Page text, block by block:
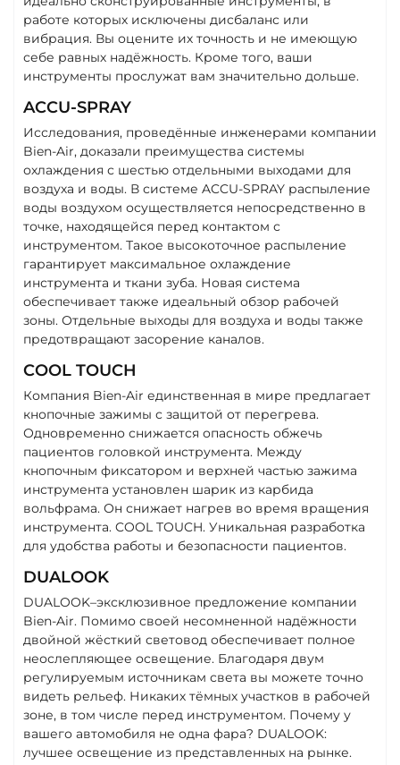
работе которых исключены дисбаланс или
вибрация. Вы оцените их точность и не имеющую
себе равных надёжность. Кроме того, ваши
инструменты прослужат вам значительно дольше.
ACCU-SPRAY
Исследования, проведённые инженерами компании
Bien-Air, доказали преимущества системы
охлаждения с шестью отдельными выходами для
воздуха и воды. В системе ACCU-SPRAY распыление
воды воздухом осуществляется непосредственно в
точке, находящейся перед контактом с
инструментом. Такое высокоточное распыление
гарантирует максимальное охлаждение
инструмента и ткани зуба. Новая система
обеспечивает также идеальный обзор рабочей
зоны. Отдельные выходы для воздуха и воды также
предотвращают засорение каналов.
COOL TOUCH
Компания Bien-Air единственная в мире предлагает
кнопочные зажимы с защитой от перегрева.
Одновременно снижается опасность обжечь
пациентов головкой инструмента. Между
кнопочным фиксатором и верхней частью зажима
инструмента установлен шарик из карбида
вольфрама. Он снижает нагрев во время вращения
инструмента. COOL TOUCH. Уникальная разработка
для удобства работы и безопасности пациентов.
DUALOOK
DUALOOK–эксклюзивное предложение компании
Bien-Air. Помимо своей несомненной надёжности
двойной жёсткий световод обеспечивает полное
неослепляющее освещение. Благодаря двум
регулируемым источникам света вы можете точно
видеть рельеф. Никаких тёмных участков в рабочей
зоне, в том числе перед инструментом. Почему у
вашего автомобиля не одна фара? DUALOOK:
лучшее освещение из представленных на рынке.